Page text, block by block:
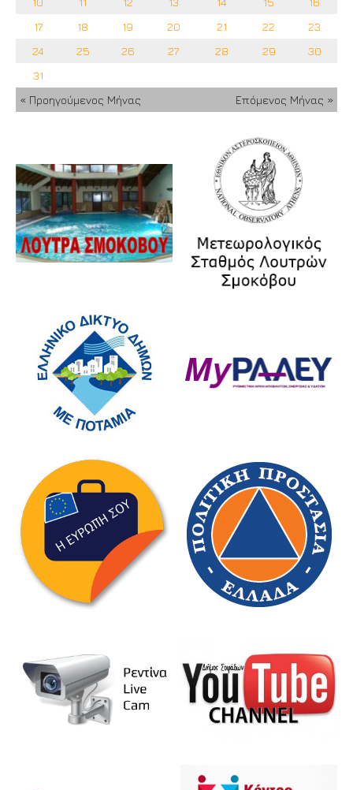
17
18 19 20 21 22
23
24
25 26 27 28 29
30
31
« Προηγούμενος Μήνας
Επόμενος Μήνας »